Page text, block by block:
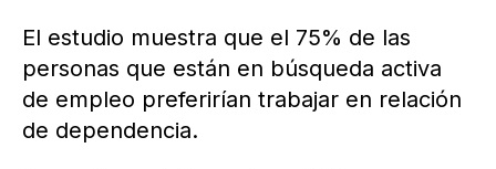
El estudio muestra que el 75% de las
personas que están en búsqueda activa
de empleo preferirían trabajar en relación
de dependencia.